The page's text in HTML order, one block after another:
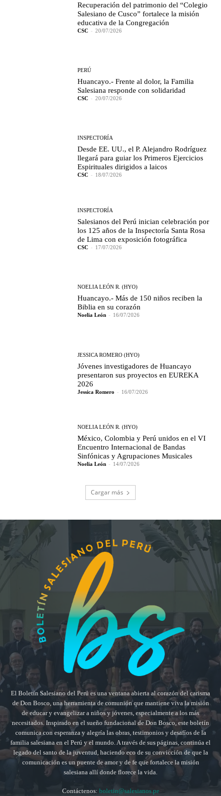
Recuperación del patrimonio del “Colegio
Salesiano de Cusco” fortalece la misión
educativa de la Congregación
CSC - 20/07/2026
PERÚ
Huancayo.- Frente al dolor, la Familia
Salesiana responde con solidaridad
CSC - 20/07/2026
INSPECTORÍA
Desde EE. UU., el P. Alejandro Rodríguez
llegará para guiar los Primeros Ejercicios
Espirituales dirigidos a laicos
CSC - 18/07/2026
INSPECTORÍA
Salesianos del Perú inician celebración por
los 125 años de la Inspectoría Santa Rosa
de Lima con exposición fotográfica
CSC - 17/07/2026
NOELIA LEÓN R. (HYO)
Huancayo.- Más de 150 niños reciben la
Biblia en su corazón
Noelia León - 16/07/2026
JESSICA ROMERO (HYO)
Jóvenes investigadores de Huancayo
presentaron sus proyectos en EUREKA
2026
Jessica Romero - 16/07/2026
NOELIA LEÓN R. (HYO)
México, Colombia y Perú unidos en el VI
Encuentro Internacional de Bandas
Sinfónicas y Agrupaciones Musicales
Noelia León - 14/07/2026
Cargar más
El Boletín Salesiano del Perú es una ventana abierta al corazón del carisma
de Don Bosco, una herramienta de comunión que mantiene viva la misión
de educar y evangelizar a niños y jóvenes, especialmente a los más
necesitados. Inspirado en el sueño fundacional de Don Bosco, este boletín
comunica con esperanza y alegría las obras, testimonios y desafíos de la
familia salesiana en el Perú y el mundo. A través de sus páginas, continúa el
legado del santo de la juventud, haciendo eco de su convicción de que la
comunicación es un puente de amor y de fe que fortalece la misión
salesiana allí donde florece la vida.
Contáctenos: boletin@salesianos.pe